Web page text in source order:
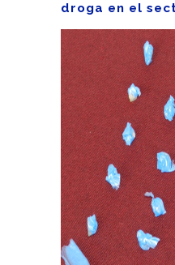
droga en el